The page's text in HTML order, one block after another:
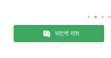
ভালো দাম